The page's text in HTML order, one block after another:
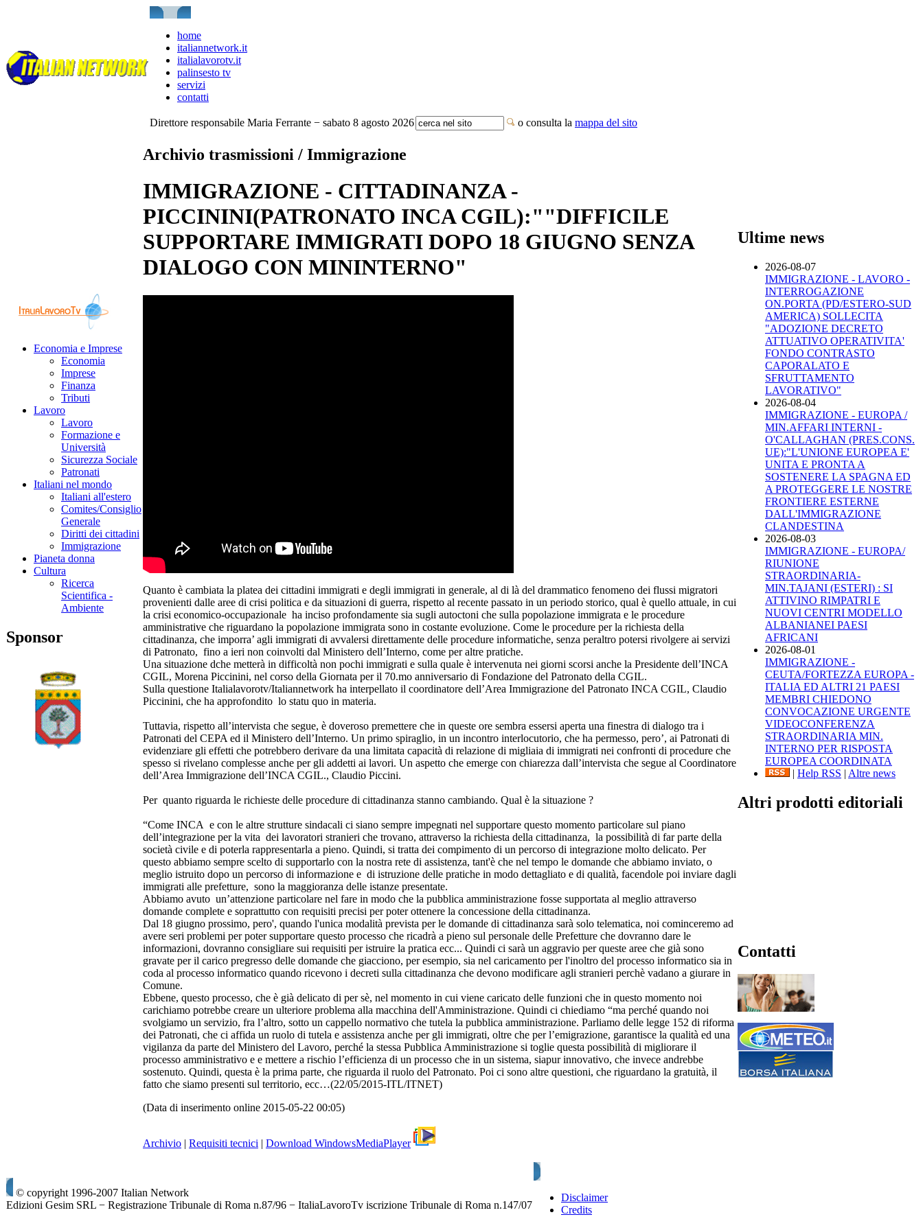
home
italiannetwork.it
italialavorotv.it
palinsesto tv
servizi
contatti
Direttore responsabile Maria Ferrante − sabato 8 agosto 2026 o consulta la mappa del sito
Economia e Imprese
Economia
Imprese
Finanza
Tributi
Lavoro
Lavoro
Formazione e
Università
Sicurezza Sociale
Patronati
Italiani nel mondo
Italiani all'estero
Comites/Consiglio
Generale
Diritti dei cittadini
Immigrazione
Pianeta donna
Cultura
Ricerca
Scientifica -
Ambiente
Sponsor
Archivio trasmissioni / Immigrazione
IMMIGRAZIONE - CITTADINANZA -
PICCININI(PATRONATO INCA CGIL):""DIFFICILE
SUPPORTARE IMMIGRATI DOPO 18 GIUGNO SENZA
DIALOGO CON MININTERNO"
Quanto è cambiata la platea dei cittadini immigrati e degli immigrati in generale, al di là del drammatico fenomeno dei flussi migratori
provenienti dalle aree di crisi politica e da situazioni di guerra, rispetto al recente passato in un periodo storico, qual è quello attuale, in cui
la crisi economico-occupazionale ha inciso profondamente sia sugli autoctoni che sulla popolazione immigrata e le procedure
amministrative che riguardano la popolazione immigrata sono in costante evoluzione. Come le procedure per la richiesta della
cittadinanza, che imporra’ agli immigrati di avvalersi direttamente delle procedure informatiche, senza peraltro potersi rivolgere ai servizi
di Patronato, fino a ieri non coinvolti dal Ministero dell’Interno, come per altre pratiche.
Una situazione dche metterà in difficoltà non pochi immigrati e sulla quale è intervenuta nei giorni scorsi anche la Presidente dell’INCA
CGIL, Morena Piccinini, nel corso della Giornata per il 70.mo anniversario di Fondazione del Patronato della CGIL.
Sulla questione Italialavorotv/Italiannetwork ha interpellato il coordinatore dell’Area Immigrazione del Patronato INCA CGIL, Claudio
Piccinini, che ha approfondito lo statu quo in materia.
Tuttavia, rispetto all’intervista che segue, è doveroso premettere che in queste ore sembra essersi aperta una finestra di dialogo tra i
Patronati del CEPA ed il Ministero dell’Interno. Un primo spiraglio, in un incontro interlocutorio, che ha permesso, pero’, ai Patronati di
evidenziare gli effetti che potrebbero derivare da una limitata capacità di relazione di migliaia di immigrati nei confronti di procedure che
spesso si rivelano complesse anche per gli addetti ai lavori. Un aspetto che emerge con chiarezza dall’intervista che segue al Coordinatore
dell’Area Immigrazione dell’INCA CGIL., Claudio Piccini.
Per quanto riguarda le richieste delle procedure di cittadinanza stanno cambiando. Qual è la situazione ?
“Come INCA e con le altre strutture sindacali ci siano sempre impegnati nel supportare questo momento particolare sul piano
dell’integrazione per la vita dei lavoratori stranieri che trovano, attraverso la richiesta della cittadinanza, la possibilità di far parte della
società civile e di poterla rappresentarla a pieno. Quindi, si tratta dei compimento di un percorso di integrazione molto delicato. Per
questo abbiamo sempre scelto di supportarlo con la nostra rete di assistenza, tant'è che nel tempo le domande che abbiamo inviato, o
meglio istruito dopo un percorso di informazione e di istruzione delle pratiche in modo dettagliato e di qualità, facendole poi inviare dagli
immigrati alle prefetture, sono la maggioranza delle istanze presentate.
Abbiamo avuto un’attenzione particolare nel fare in modo che la pubblica amministrazione fosse supportata al meglio attraverso
domande complete e soprattutto con requisiti precisi per poter ottenere la concessione della cittadinanza.
Dal 18 giugno prossimo, pero', quando l'unica modalità prevista per le domande di cittadinanza sarà solo telematica, noi cominceremo ad
avere seri problemi per poter supportare questo processo che ricadrà a pieno sul personale delle Prefetture che dovranno dare le
informazioni, dovranno consigliare sui requisiti per istruire la pratica ecc... Quindi ci sarà un aggravio per queste aree che già sono
gravate per il carico pregresso delle domande che giacciono, per esempio, sia nel caricamento per l'inoltro del processo informatico sia in
coda al processo informatico quando ricevono i decreti sulla cittadinanza che devono modificare agli stranieri perchè vadano a giurare in
Comune.
Ebbene, questo processo, che è già delicato di per sè, nel momento in cui viene caricato delle funzioni che in questo momento noi
carichiamo potrebbe creare un ulteriore problema alla macchina dell'Amministrazione. Quindi ci chiediamo “ma perché quando noi
svolgiamo un servizio, fra l’altro, sotto un cappello normativo che tutela la pubblica amministrazione. Parliamo delle legge 152 di riforma
dei Patronati, che ci affida un ruolo di tutela e assistenza anche per gli immigrati, oltre che per l’emigrazione, garantisce la qualità ed una
vigilanza da parte del Ministero del Lavoro, perché la stessa Pubblica Amministrazione si toglie questa possibilità di migliorare il
processo amministrativo e e mettere a rischio l’efficienza di un processo che in un sistema, siapur innovativo, che invece andrebbe
sostenuto. Quindi, questa è la prima parte, che riguarda il ruolo del Patronato. Poi ci sono altre questioni, che riguardano la gratuità, il
fatto che siamo presenti sul territorio, ecc…(22/05/2015-ITL/ITNET)
(Data di inserimento online 2015-05-22 00:05)
Archivio | Requisiti tecnici | Download WindowsMediaPlayer
Ultime news
2026-08-07
IMMIGRAZIONE - LAVORO -
INTERROGAZIONE
ON.PORTA (PD/ESTERO-SUD
AMERICA) SOLLECITA
"ADOZIONE DECRETO
ATTUATIVO OPERATIVITA'
FONDO CONTRASTO
CAPORALATO E
SFRUTTAMENTO
LAVORATIVO"
2026-08-04
IMMIGRAZIONE - EUROPA /
MIN.AFFARI INTERNI -
O'CALLAGHAN (PRES.CONS.
UE):"L'UNIONE EUROPEA E'
UNITA E PRONTA A
SOSTENERE LA SPAGNA ED
A PROTEGGERE LE NOSTRE
FRONTIERE ESTERNE
DALL'IMMIGRAZIONE
CLANDESTINA
2026-08-03
IMMIGRAZIONE - EUROPA/
RIUNIONE
STRAORDINARIA-
MIN.TAJANI (ESTERI) : SI
ATTIVINO RIMPATRI E
NUOVI CENTRI MODELLO
ALBANIANEI PAESI
AFRICANI
2026-08-01
IMMIGRAZIONE -
CEUTA/FORTEZZA EUROPA -
ITALIA ED ALTRI 21 PAESI
MEMBRI CHIEDONO
CONVOCAZIONE URGENTE
VIDEOCONFERENZA
STRAORDINARIA MIN.
INTERNO PER RISPOSTA
EUROPEA COORDINATA
| Help RSS | Altre news
Altri prodotti editoriali
Contatti
© copyright 1996-2007 Italian Network
Edizioni Gesim SRL − Registrazione Tribunale di Roma n.87/96 − ItaliaLavoroTv iscrizione Tribunale di Roma n.147/07
Disclaimer
Credits